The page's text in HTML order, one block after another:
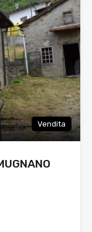
Vendita